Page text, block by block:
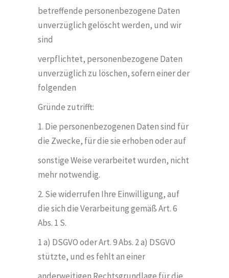
betreffende personenbezogene Daten
unverzüglich gelöscht werden, und wir
sind
verpflichtet, personenbezogene Daten
unverzüglich zu löschen, sofern einer der
folgenden
Gründe zutrifft:
1. Die personenbezogenen Daten sind für
die Zwecke, für die sie erhoben oder auf
sonstige Weise verarbeitet wurden, nicht
mehr notwendig.
2. Sie widerrufen Ihre Einwilligung, auf
die sich die Verarbeitung gemäß Art. 6
Abs. 1 S.
1 a) DSGVO oder Art. 9 Abs. 2 a) DSGVO
stützte, und es fehlt an einer